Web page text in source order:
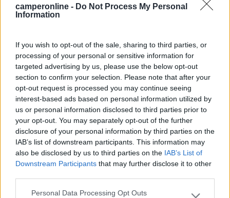
camperonline - Do Not Process My Personal
Information
If you wish to opt-out of the sale, sharing to third parties, or
processing of your personal or sensitive information for
targeted advertising by us, please use the below opt-out
section to confirm your selection. Please note that after your
opt-out request is processed you may continue seeing
interest-based ads based on personal information utilized by
us or personal information disclosed to third parties prior to
your opt-out. You may separately opt-out of the further
disclosure of your personal information by third parties on the
IAB’s list of downstream participants. This information may
also be disclosed by us to third parties on the IAB’s List of
Downstream Participants that may further disclose it to other
Personal Data Processing Opt Outs
sufficienti. Al più se non è predisposta la centralina o il
regolatore ( se c'è il pannello solare ) si potrebbero unire per la
Wolkentraumer
36
Inserito il31/12/2018 alle:09:32:46
Smontate e caricate esternamente entrambe. Risultato, una
arrivata a 12.8 e la seconda non ha superato gli 11.5... nel
dubbio le o messe entrambe nuove e uguali... il mezzo si avvia
che è una meraviglia...
Ma... la cebtralina continua a leggere metà del voltaggio. 6.4v
quando col tester leggo 12.8...
connettori puliti...
Non è mai finita finchè non lo decidi tu...